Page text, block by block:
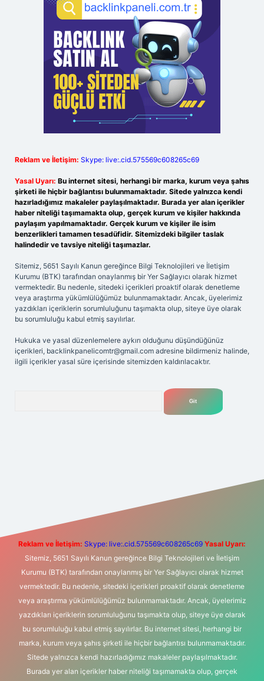
Reklam ve İletişim: Skype: live:.cid.575569c608265c69
Yasal Uyarı: Bu internet sitesi, herhangi bir marka, kurum veya şahıs
şirketi ile hiçbir bağlantısı bulunmamaktadır. Sitede yalnızca kendi
hazırladığımız makaleler paylaşılmaktadır. Burada yer alan içerikler
haber niteliği taşımamakta olup, gerçek kurum ve kişiler hakkında
paylaşım yapılmamaktadır. Gerçek kurum ve kişiler ile isim
benzerlikleri tamamen tesadüfidir. Sitemizdeki bilgiler taslak
halindedir ve tavsiye niteliği taşımazlar.
Sitemiz, 5651 Sayılı Kanun gereğince Bilgi Teknolojileri ve İletişim
Kurumu (BTK) tarafından onaylanmış bir Yer Sağlayıcı olarak hizmet
vermektedir. Bu nedenle, sitedeki içerikleri proaktif olarak denetleme
veya araştırma yükümlülüğümüz bulunmamaktadır. Ancak, üyelerimiz
yazdıkları içeriklerin sorumluluğunu taşımakta olup, siteye üye olarak
bu sorumluluğu kabul etmiş sayılırlar.
Hukuka ve yasal düzenlemelere aykırı olduğunu düşündüğünüz
içerikleri, backlinkpanelicomtr@gmail.com adresine bildirmeniz halinde,
ilgili içerikler yasal süre içerisinde sitemizden kaldırılacaktır.
m elexbet
Reklam ve İletişim: Skype: live:.cid.575569c608265c69 Yasal Uyarı:
Sitemiz, 5651 Sayılı Kanun gereğince Bilgi Teknolojileri ve İletişim
Kurumu (BTK) tarafından onaylanmış bir Yer Sağlayıcı olarak hizmet
vermektedir. Bu nedenle, sitedeki içerikleri proaktif olarak denetleme
veya araştırma yükümlülüğümüz bulunmamaktadır. Ancak, üyelerimiz
yazdıkları içeriklerin sorumluluğunu taşımakta olup, siteye üye olarak
bu sorumluluğu kabul etmiş sayılırlar. Bu internet sitesi, herhangi bir
marka, kurum veya şahıs şirketi ile hiçbir bağlantısı bulunmamaktadır.
Sitede yalnızca kendi hazırladığımız makaleler paylaşılmaktadır.
Burada yer alan içerikler haber niteliği taşımamakta olup, gerçek